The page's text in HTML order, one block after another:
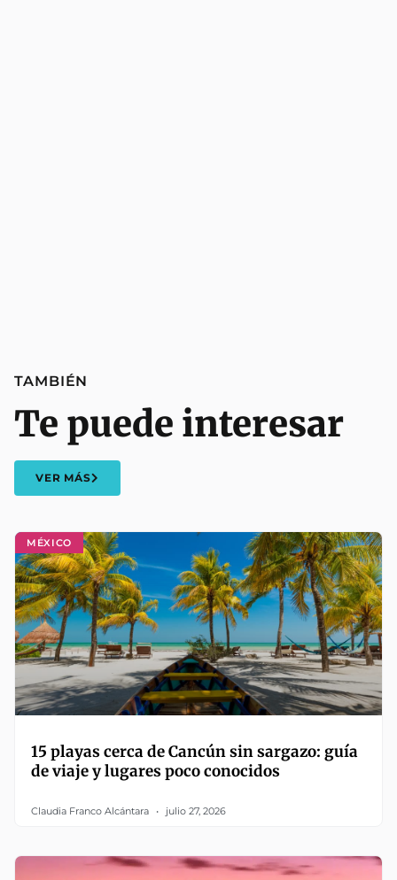
MÉXICO
15 playas cerca de Cancún sin sargazo: guía
de viaje y lugares poco conocidos
Claudia Franco Alcántara julio 27, 2026
TAMBIÉN
Te puede interesar
VER MÁS